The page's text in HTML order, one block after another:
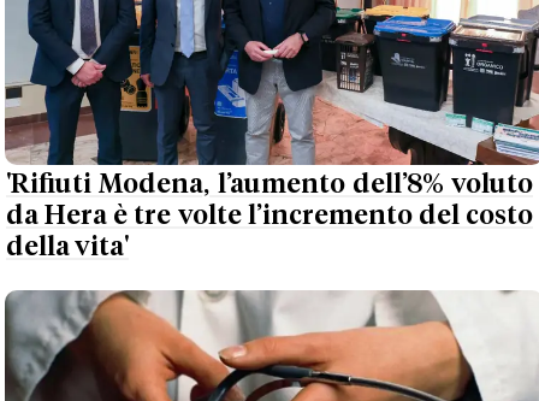
'Rifiuti Modena, l’aumento dell’8% voluto
da Hera è tre volte l’incremento del costo
della vita'